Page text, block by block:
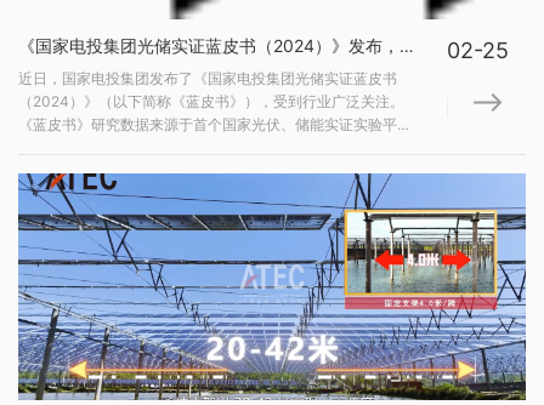
《国家电投集团光储实证蓝皮书（2024）》发布，点出柔性支架关键问题
近日，国家电投集团发布了《国家电投集团光储实证蓝皮书
（2024）》（以下简称《蓝皮书》），受到行业广泛关注。
《蓝皮书》研究数据来源于首个国家光伏、储能实证实验平台
的实证实验平台，设置独立的运营机构，不以盈利为目的，日
常运营管理不受市场主体干预，实证实验结果更加可靠精...
02-25